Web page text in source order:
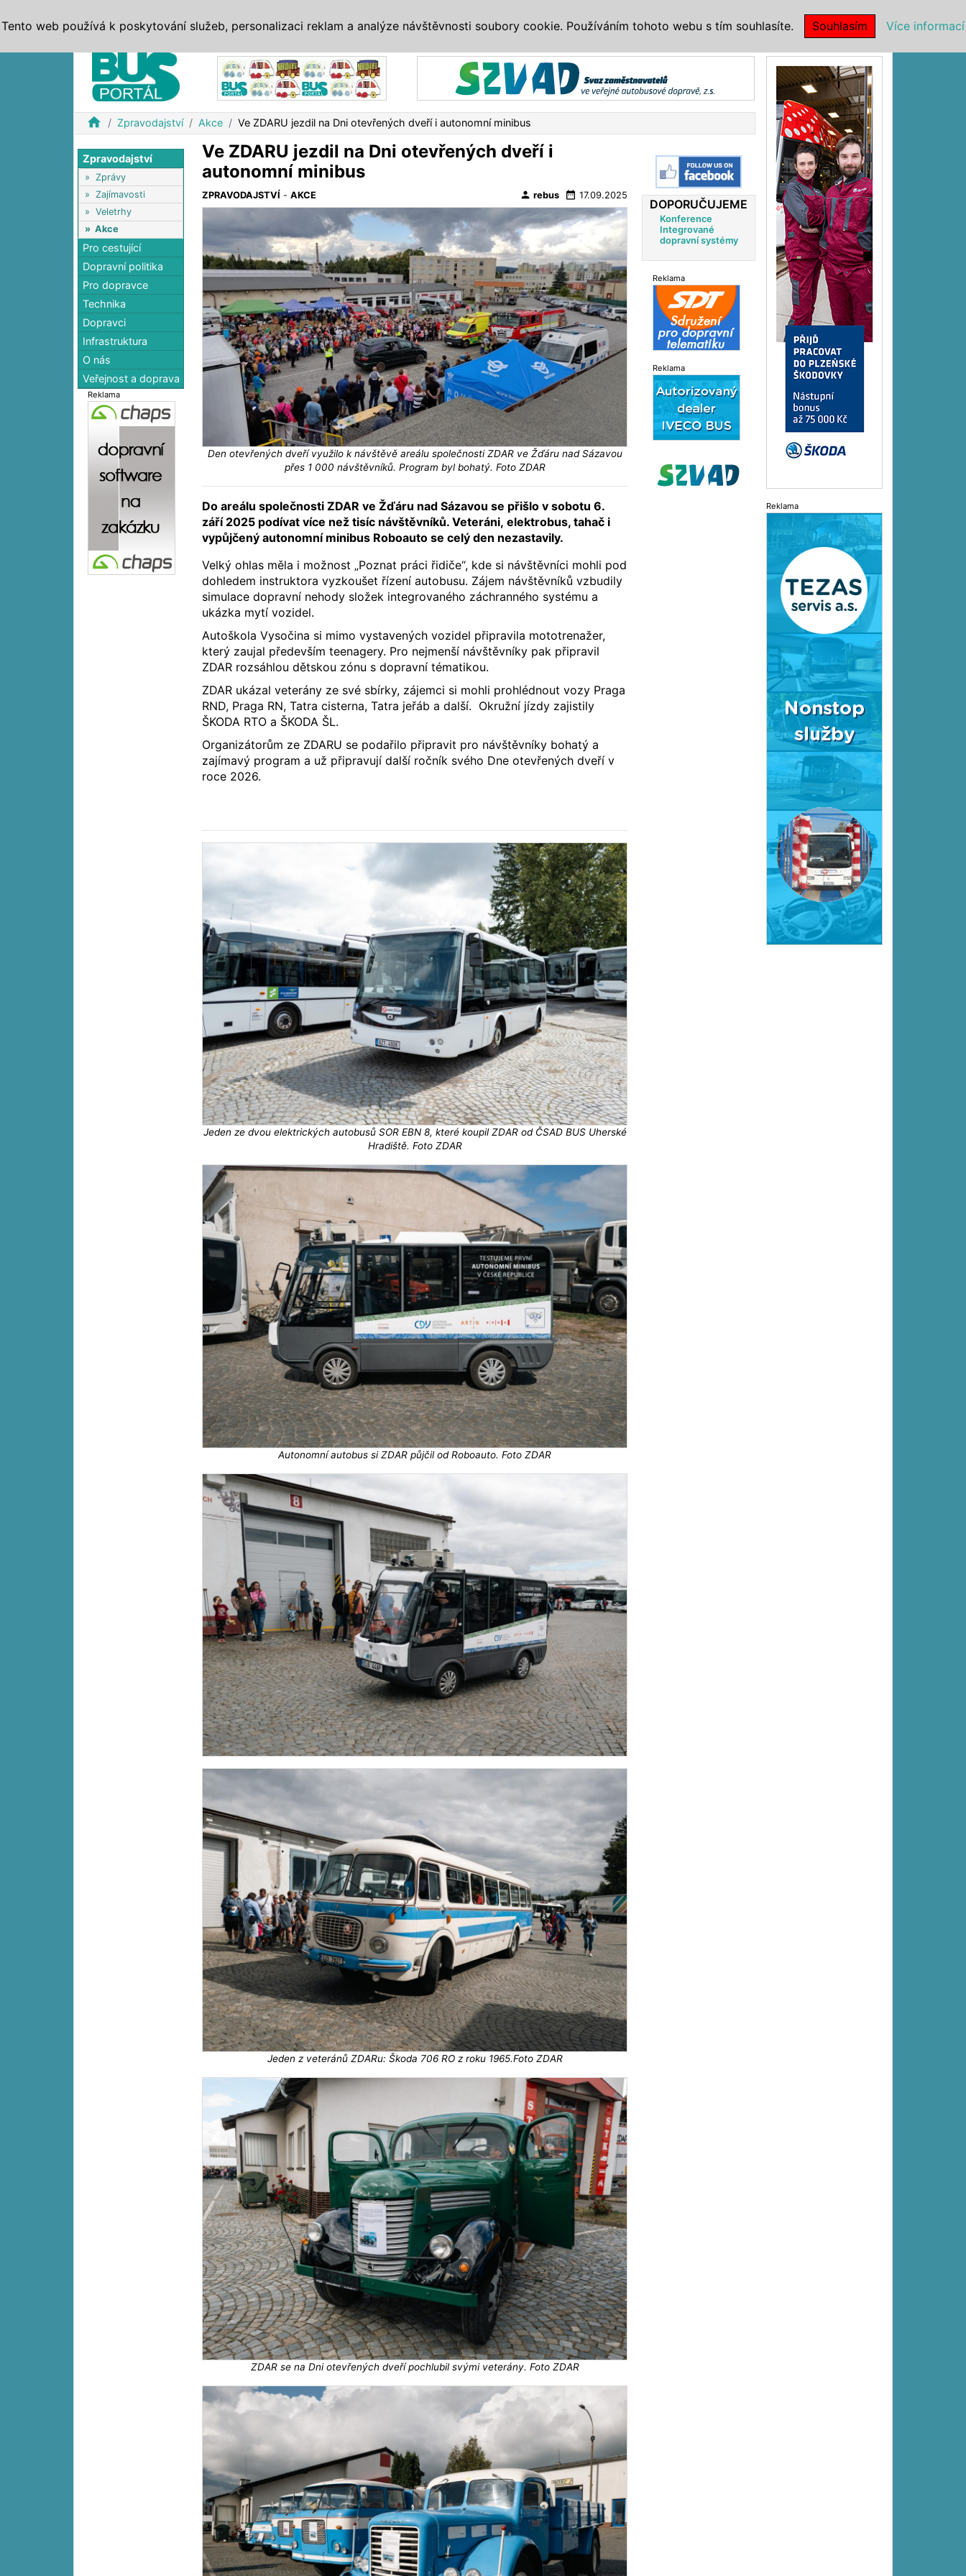
home Zpravodajství Akce Ve ZDARU jezdil na Dni otevřených dveří i autonomní minibus
Zpravodajství
» Zprávy
» Zajímavosti
» Veletrhy
» Akce
Pro cestující
Dopravní politika
Pro dopravce
Technika
Dopravci
Infrastruktura
O nás
Veřejnost a doprava
Reklama
Ve ZDARU jezdil na Dni otevřených dveří i
autonomní minibus
ZPRAVODAJSTVÍ -AKCE person rebus date_range 17.09.2025
Den otevřených dveří využilo k návštěvě areálu společnosti ZDAR ve Žďáru nad Sázavou
přes 1 000 návštěvníků. Program byl bohatý. Foto ZDAR
Do areálu společnosti ZDAR ve Žďáru nad Sázavou se přišlo v sobotu 6.
září 2025 podívat více než tisíc návštěvníků. Veteráni, elektrobus, tahač i
vypůjčený autonomní minibus Roboauto se celý den nezastavily.
Velký ohlas měla i možnost „Poznat práci řidiče“, kde si návštěvníci mohli pod
dohledem instruktora vyzkoušet řízení autobusu. Zájem návštěvníků vzbudily
simulace dopravní nehody složek integrovaného záchranného systému a
ukázka mytí vozidel.
Autoškola Vysočina si mimo vystavených vozidel připravila mototrenažer,
který zaujal především teenagery. Pro nejmenší návštěvníky pak připravil
ZDAR rozsáhlou dětskou zónu s dopravní tématikou.
ZDAR ukázal veterány ze své sbírky, zájemci si mohli prohlédnout vozy Praga
RND, Praga RN, Tatra cisterna, Tatra jeřáb a další. Okružní jízdy zajistily
ŠKODA RTO a ŠKODA ŠL.
Organizátorům ze ZDARU se podařilo připravit pro návštěvníky bohatý a
zajímavý program a už připravují další ročník svého Dne otevřených dveří v
roce 2026.
Jeden ze dvou elektrických autobusů SOR EBN 8, které koupil ZDAR od ČSAD BUS Uherské
Hradiště. Foto ZDAR
Autonomní autobus si ZDAR půjčil od Roboauto. Foto ZDAR
Jeden z veteránů ZDARu: Škoda 706 RO z roku 1965.Foto ZDAR
ZDAR se na Dni otevřených dveří pochlubil svými veterány. Foto ZDAR
DOPORUČUJEME
Konference
Integrované
dopravní systémy
Reklama
Reklama
Reklama
Tento web používá k poskytování služeb, personalizaci reklam a analýze návštěvnosti soubory cookie. Používáním tohoto webu s tím souhlasíte. Souhlasím Více informací